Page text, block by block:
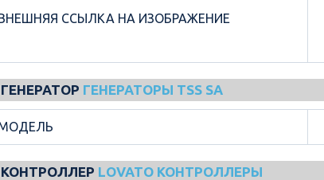
ССЫЛКА НА ИЗОБРАЖЕНИЕ
ГЕНЕРАТОР ГЕНЕРАТОРЫ TSS SA
КОНТРОЛЛЕР LOVATO КОНТРОЛЛЕРЫ